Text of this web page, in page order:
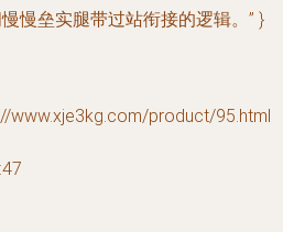
慢垒实腿带过站衔接的逻辑。” }
www.xje3kg.com/product/95.html